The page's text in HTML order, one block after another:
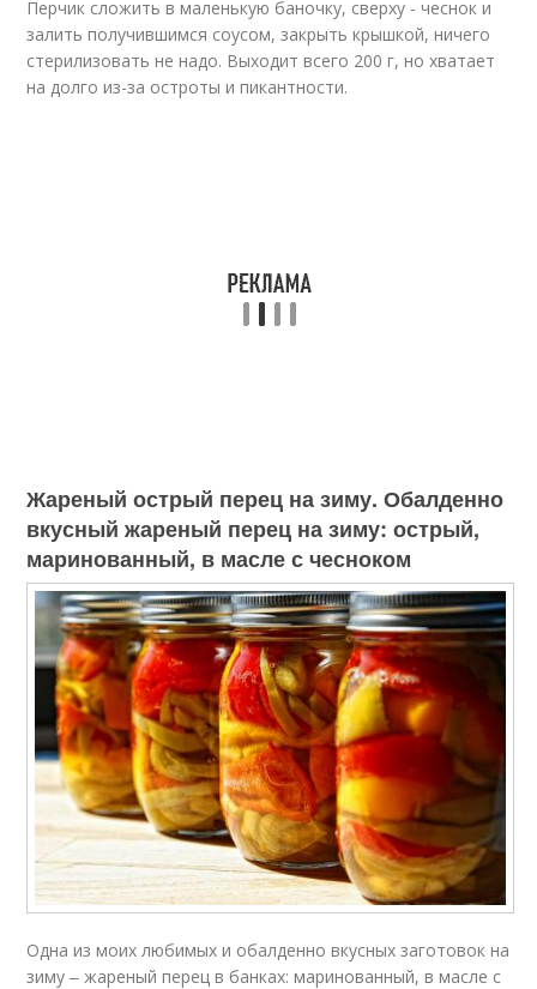
Перчик сложить в маленькую баночку, сверху - чеснок и
залить получившимся соусом, закрыть крышкой, ничего
стерилизовать не надо. Выходит всего 200 г, но хватает
на долго из-за остроты и пикантности.
Жареный острый перец на зиму. Обалденно
вкусный жареный перец на зиму: острый,
маринованный, в масле с чесноком
Одна из моих любимых и обалденно вкусных заготовок на
зиму ‒ жареный перец в банках: маринованный, в масле с